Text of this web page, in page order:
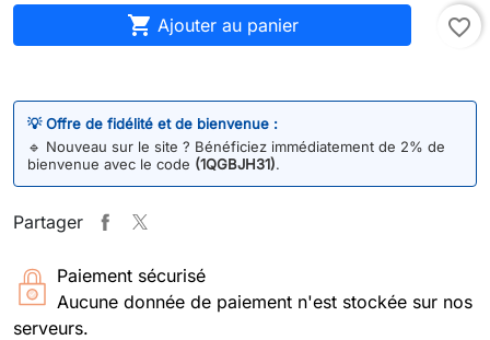
 Ajouter au panier favorite_border
💡 Offre de fidélité et de bienvenue :
🔹 Nouveau sur le site ? Bénéficiez immédiatement de 2% de
bienvenue avec le code (1QGBJH31).
Partager
Paiement sécurisé
Aucune donnée de paiement n'est stockée sur nos
serveurs.